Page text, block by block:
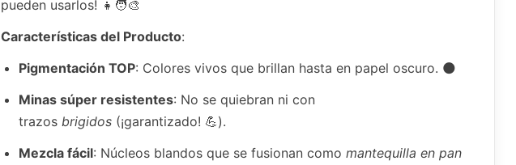
pueden usarlos! 👧🧑🎨
Características del Producto:
Pigmentación TOP: Colores vivos que brillan hasta en papel oscuro. 🌑
Minas súper resistentes: No se quiebran ni con
trazos brigidos(¡garantizado! 💪).
Mezcla fácil: Núcleos blandos que se fusionan como mantequilla en pan